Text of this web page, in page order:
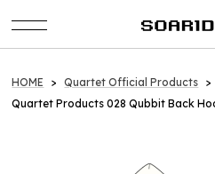
Category
LEE BYUNG HUN
HOME Quartet Official Products
Quartet Products 028 Qubbit Back